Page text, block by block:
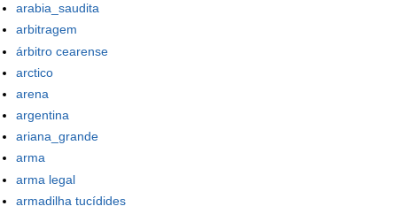
arabia_saudita
arbitragem
árbitro cearense
arctico
arena
argentina
ariana_grande
arma
arma legal
armadilha tucídides